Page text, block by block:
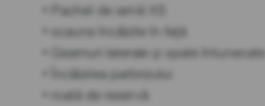
• Pachet de iarnă XS
• scaune încălzite în față
• Geamuri laterale și spate întunecate
• Încălzirea parbrizului
• roată de rezervă